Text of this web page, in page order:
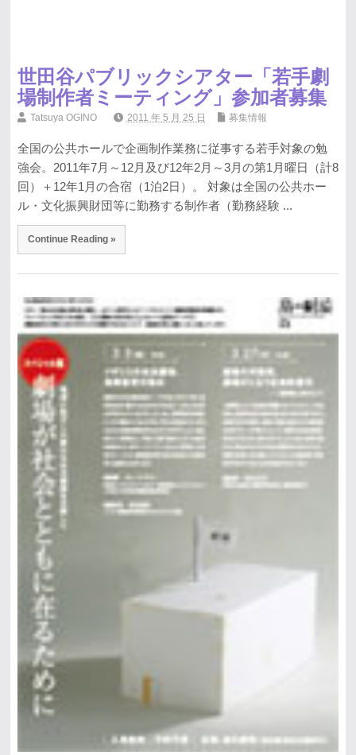
世田谷パブリックシアター「若手劇
場制作者ミーティング」参加者募集
Tatsuya OGINO 2011 年 5 月 25 日 募集情報
全国の公共ホールで企画制作業務に従事する若手対象の勉
強会。2011年7月～12月及び12年2月～3月の第1月曜日（計8
回）＋12年1月の合宿（1泊2日）。 対象は全国の公共ホー
ル・文化振興財団等に勤務する制作者（勤務経験 ...
Continue Reading »